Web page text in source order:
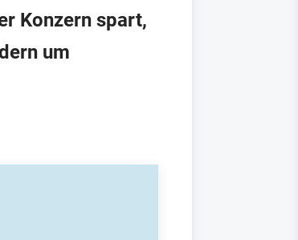
Konzern spart,
um